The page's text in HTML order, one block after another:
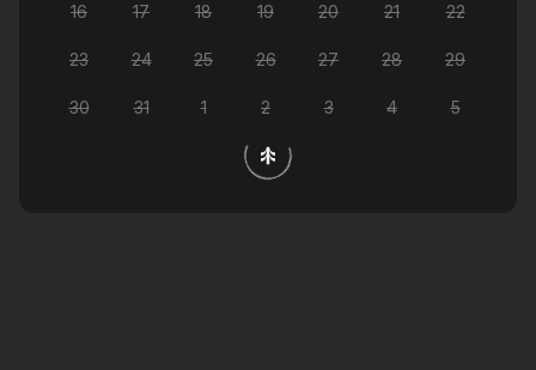
16 17 18 19 20 21 22
23 24 25 26 27 28 29
30 31 1 2 3 4 5